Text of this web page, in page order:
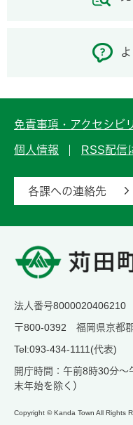
免責事項・アクセシビ
個人情報 RSS配信
各課への連絡先
法人番号8000020406210
〒800-0392 福岡県京都
Tel:093-434-1111(代表)
開庁時間：午前8時30分
末年始を除く）
Copyright © Kanda Town All Rights